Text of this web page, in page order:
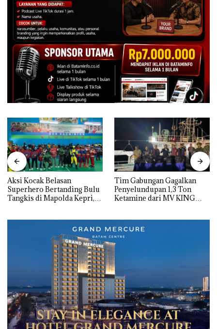
Aksi Kocak Belasan
Superhero Bertanding Bulu
Tangkis di Mapolda Kepri,
Tim Gabungan Gagalkan
Penyelundupan 1,3 Ton
Ketamine dari MV KING